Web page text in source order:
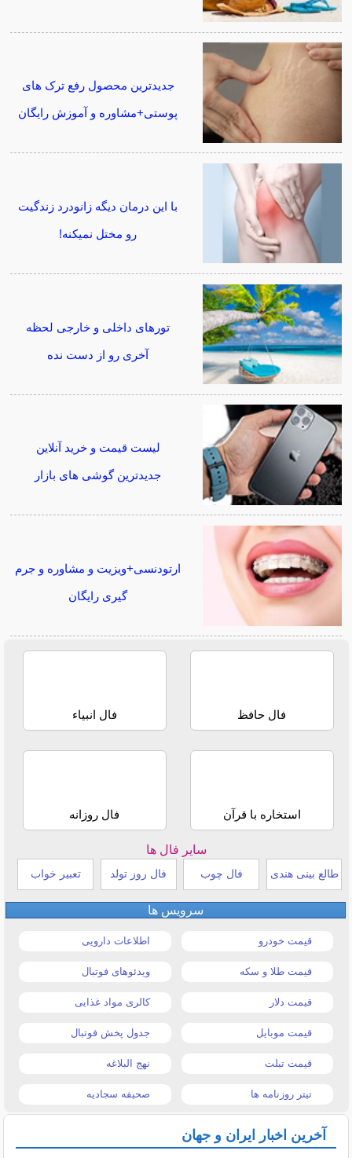
جدیدترین محصول رفع ترک های
پوستی+مشاوره و آموزش رایگان
با این درمان دیگه زانودرد زندگیت
رو مختل نمیکنه!
تورهای داخلی و خارجی لحظه
آخری رو از دست نده
لیست قیمت و خرید آنلاین
جدیدترین گوشی های بازار
ارتودنسی+ویزیت و مشاوره و جرم
گیری رایگان
فال حافظ فال انبیاء
استخاره با قرآن فال روزانه
سایر فال ها
طالع بینی هندی فال چوب فال روز تولد تعبیر خواب
سرویس ها
قیمت خودرو اطلاعات دارویی
قیمت طلا و سکه ویدئوهای فوتبال
قیمت دلار کالری مواد غذایی
قیمت موبایل جدول پخش فوتبال
قیمت تبلت نهج البلاغه
تیتر روزنامه ها صحیفه سجادیه
آخرین اخبار ایران و جهان